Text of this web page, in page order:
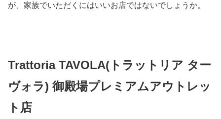
が、家族でいただくにはいいお店ではないでしょうか。
Trattoria TAVOLA(トラットリア ター
ヴォラ) 御殿場プレミアムアウトレッ
ト店